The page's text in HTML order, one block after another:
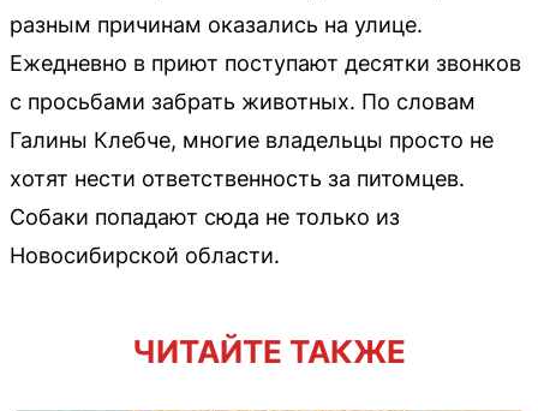
разным причинам оказались на улице.
Ежедневно в приют поступают десятки звонков
с просьбами забрать животных. По словам
Галины Клебче, многие владельцы просто не
хотят нести ответственность за питомцев.
Собаки попадают сюда не только из
Новосибирской области.
ЧИТАЙТЕ ТАКЖЕ